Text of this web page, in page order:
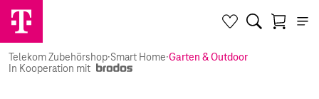
Telekom Zubehörshop·Smart Home·Garten & Outdoor
In Kooperation mit